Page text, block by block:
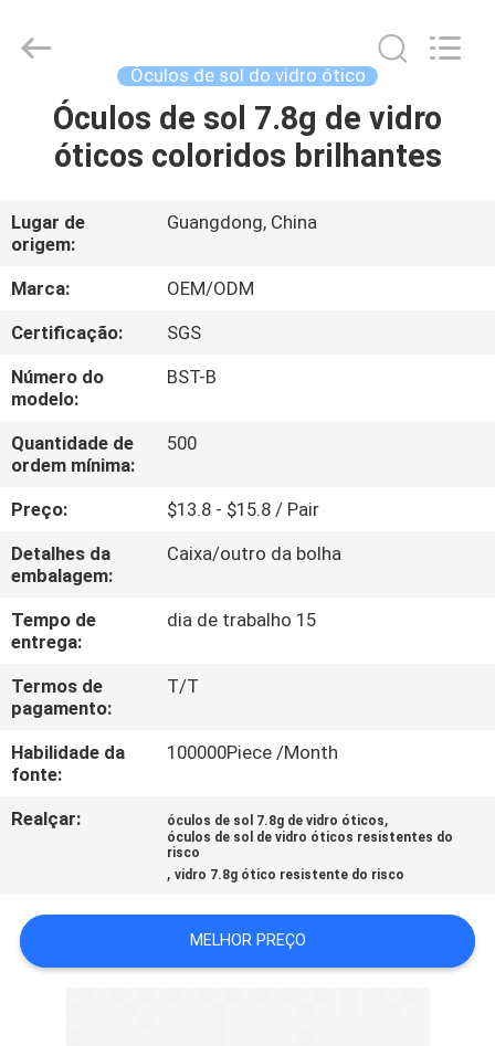
CASA
SOBRE
NÓS
EXCURSÃO
DA
FÁBRICA
CONTROLE
DA
QUALIDADE
CONTACTE-
NOS
PEÇA
UMAS
CITAÇÕES
MAPA
DO
Technology
Ltd..
Óculos de sol do vidro ótico
Óculos de sol 7.8g de vidro
óticos coloridos brilhantes
Lugar de
origem:
Guangdong, China
Marca:
OEM/ODM
Certificação:
SGS
Número do
modelo:
BST-B
Quantidade de
ordem mínima:
500
Preço:
$13.8 - $15.8 / Pair
Detalhes da
embalagem:
Caixa/outro da bolha
Tempo de
entrega:
dia de trabalho 15
Termos de
pagamento:
T/T
Habilidade da
fonte:
100000Piece /Month
Realçar: óculos de sol 7.8g de vidro óticos,
óculos de sol de vidro óticos resistentes do
risco
,vidro 7.8g ótico resistente do risco
MELHOR PREÇO